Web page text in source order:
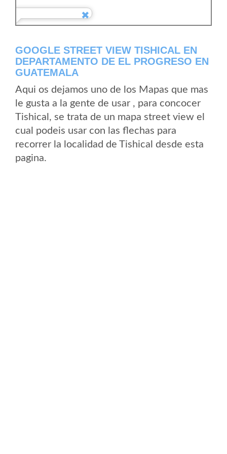
GOOGLE STREET VIEW TISHICAL EN
DEPARTAMENTO DE EL PROGRESO EN
GUATEMALA
Aqui os dejamos uno de los Mapas que mas
le gusta a la gente de usar , para concocer
Tishical, se trata de un mapa street view el
cual podeis usar con las flechas para
recorrer la localidad de Tishical desde esta
pagina.